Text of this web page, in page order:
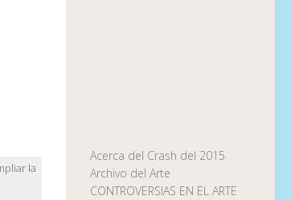
la
Acerca del Crash del 2015
Archivo del Arte
CONTROVERSIAS EN EL ARTE